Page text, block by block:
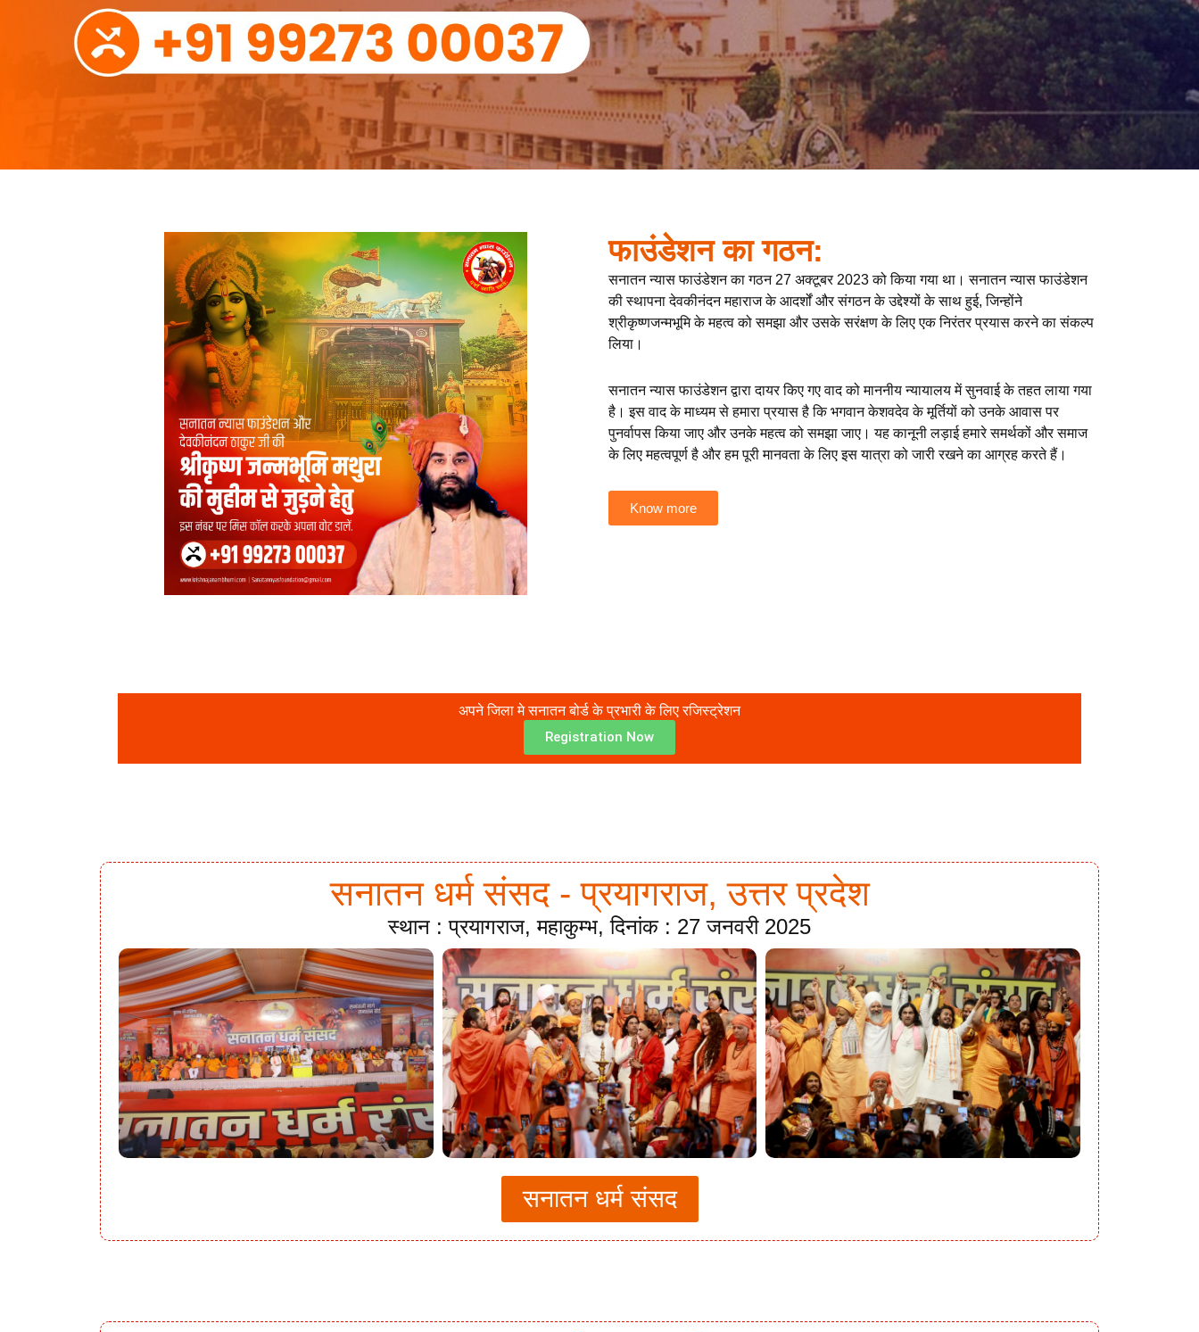
फाउंडेशन का गठन:
सनातन न्यास फाउंडेशन का गठन 27 अक्टूबर 2023 को किया गया था। सनातन न्यास फाउंडेशन
की स्थापना देवकीनंदन महाराज के आदर्शों और संगठन के उद्देश्यों के साथ हुई, जिन्होंने
श्रीकृष्णजन्मभूमि के महत्व को समझा और उसके सरंक्षण के लिए एक निरंतर प्रयास करने का संकल्प
लिया।
सनातन न्यास फाउंडेशन द्वारा दायर किए गए वाद को माननीय न्यायालय में सुनवाई के तहत लाया गया
है। इस वाद के माध्यम से हमारा प्रयास है कि भगवान केशवदेव के मूर्तियों को उनके आवास पर
पुनर्वापस किया जाए और उनके महत्व को समझा जाए। यह कानूनी लड़ाई हमारे समर्थकों और समाज
के लिए महत्वपूर्ण है और हम पूरी मानवता के लिए इस यात्रा को जारी रखने का आग्रह करते हैं।
Know more
अपने जिला मे सनातन बोर्ड के प्रभारी के लिए रजिस्ट्रेशन
Registration Now
सनातन धर्म संसद - प्रयागराज, उत्तर प्रदेश
स्थान : प्रयागराज, महाकुम्भ, दिनांक : 27 जनवरी 2025
सनातन धर्म संसद